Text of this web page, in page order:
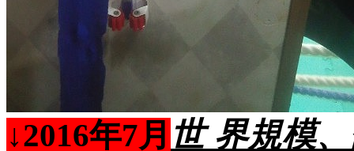
↓2016年7月 世 界規模